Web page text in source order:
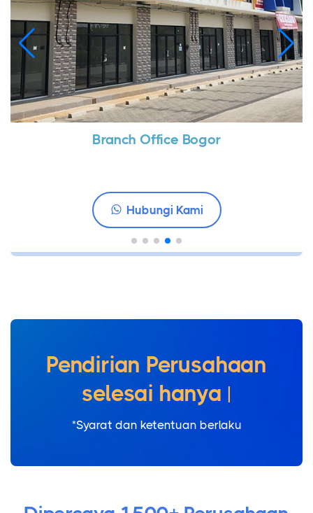
Branch Office Bogor
Hubungi Kami
Pendirian Perusahaan
selesai hanya dalam
1 hari k |